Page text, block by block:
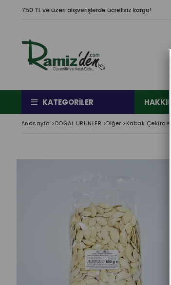
750 TL ve üzeri alışverişlerde ücretsiz kargo!
KATEGORILER
Anasayfa >DOĞAL ÜRÜNLER >Diğer >Kabak